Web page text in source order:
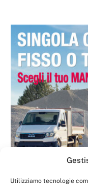
Utilizziamo tecnologie